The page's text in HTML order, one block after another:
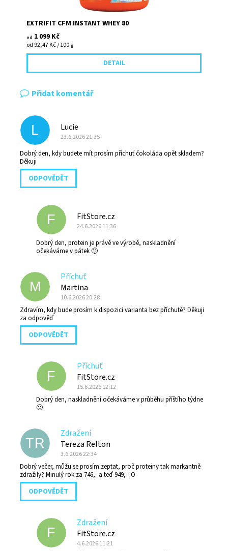
EXTRIFIT CFM INSTANT WHEY 80
od 1 099 Kč
od 92,47 Kč / 100 g
DETAIL
Přidat komentář
L Lucie
23.6.2026 21:35
Dobrý den, kdy budete mít prosím příchuť čokoláda opět skladem?
Děkuji
ODPOVĚDĚT
F FitStore.cz
24.6.2026 11:36
Dobrý den, protein je právě ve výrobě, naskladnění
očekáváme v pátek 🙂
M
Příchuť
Martina
10.6.2026 20:28
Zdravím, kdy bude prosím k dispozici varianta bez příchutě? Děkuji
za odpověď
ODPOVĚDĚT
F
Příchuť
FitStore.cz
15.6.2026 12:12
Dobrý den, naskladnění očekáváme v průběhu příštího týdne
🙂
TR
Zdražení
Tereza Relton
3.6.2026 22:34
Dobrý večer, můžu se prosím zeptat, proč proteiny tak markantně
zdražily? Minulý rok za 746,- a teď 949,- :O
ODPOVĚDĚT
F
Zdražení
FitStore.cz
4.6.2026 11:21